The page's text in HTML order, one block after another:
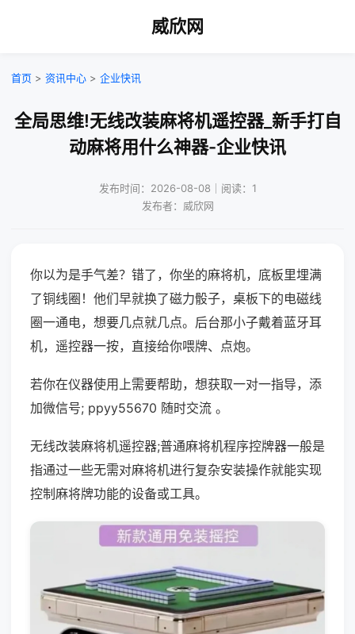
威欣网
首页 > 资讯中心 > 企业快讯
全局思维!无线改装麻将机遥控器_新手打自
动麻将用什么神器-企业快讯
发布时间：2026-08-08｜阅读：1
发布者：威欣网
你以为是手气差？错了，你坐的麻将机，底板里埋满
了铜线圈！他们早就换了磁力骰子，桌板下的电磁线
圈一通电，想要几点就几点。后台那小子戴着蓝牙耳
机，遥控器一按，直接给你喂牌、点炮。
若你在仪器使用上需要帮助，想获取一对一指导，添
加微信号; ppyy55670 随时交流 。
无线改装麻将机遥控器;普通麻将机程序控牌器一般是
指通过一些无需对麻将机进行复杂安装操作就能实现
控制麻将牌功能的设备或工具。